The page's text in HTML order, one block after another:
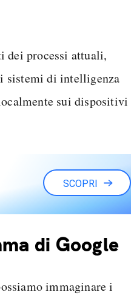
dei processi attuali,
sistemi di intelligenza
sui dispositivi
SCOPRI
di Google
immaginare i